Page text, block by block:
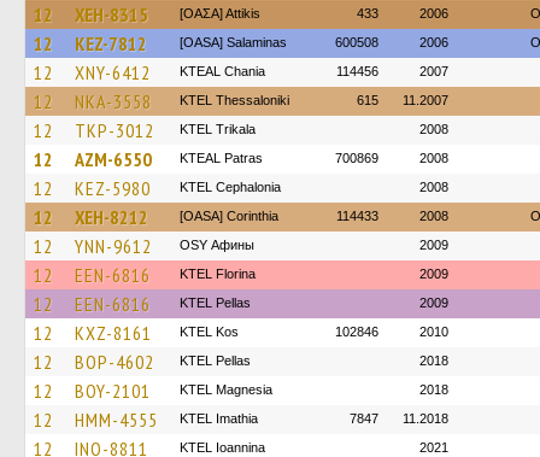
12 XEH-8315 [ΟΑΣΑ] Αttikis 433 2006
12 KEZ-7812 [OASA] Salaminas 600508 2006
12 XNY-6412 KTEAL Chania 114456 2007
12 NKA-3558 KTEL Thessaloniki 615 11.2007
12 TKP-3012 ΚΤΕL Τrikala 2008
12 AZM-6550 KTEAL Patras 700869 2008
12 KEZ-5980 KTEL Cephalonia 2008
12 XEH-8212 [OASA] Corinthia 114433 2008
12 YNN-9612 OSY Афины 2009
12 EEN-6816 KTEL Florina 2009
12 EEN-6816 KTEL Pellas 2009
12 KXZ-8161 KTEL Kos 102846 2010
12 BOP-4602 KTEL Pellas 2018
12 BOY-2101 ΚΤΕL Magnesia 2018
12 HMM-4555 KTEL Imathia 7847 11.2018
12 INO-8811 KTEL Ioannina 2021